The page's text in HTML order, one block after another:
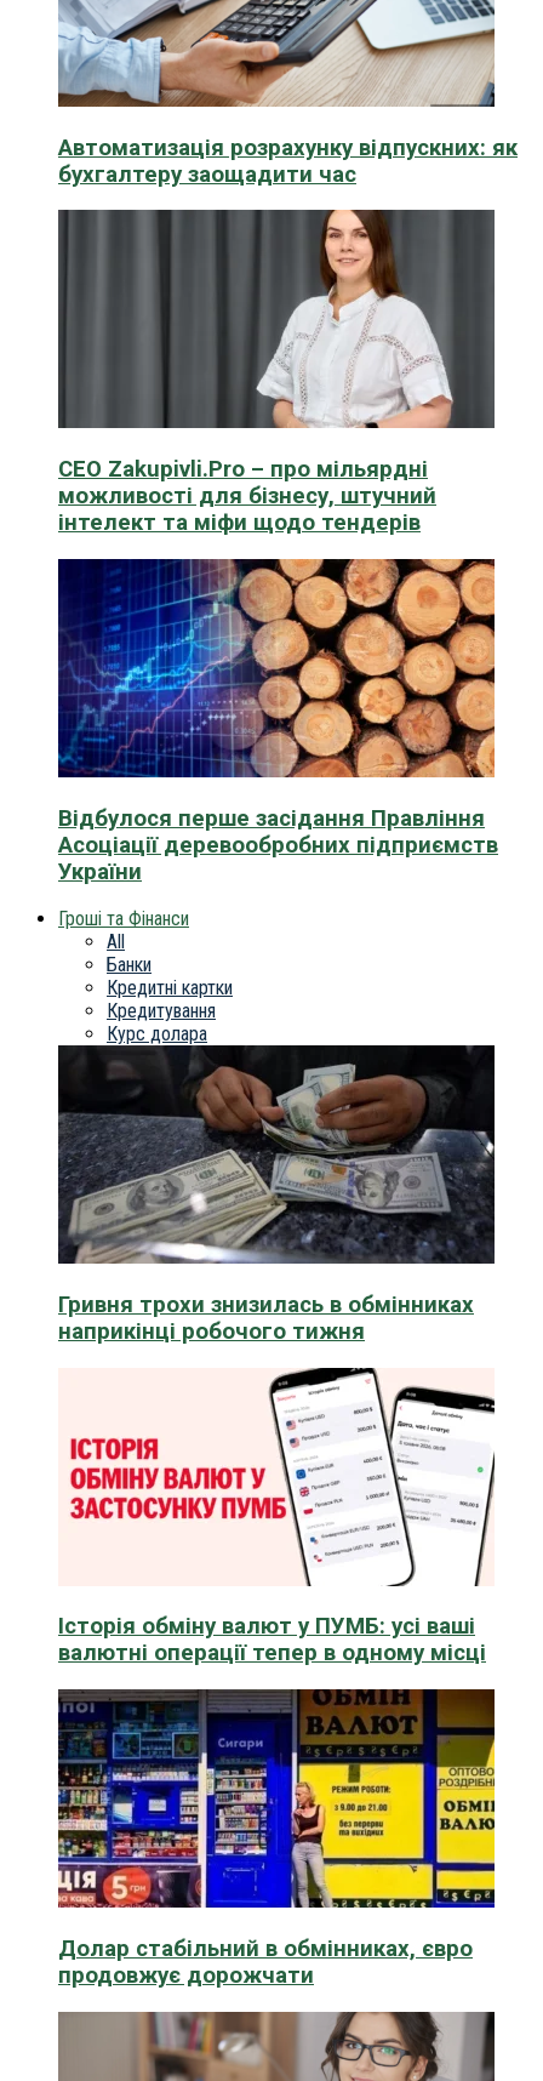
Автоматизація розрахунку відпускних: як
бухгалтеру заощадити час
CEO Zakupivli.Pro – про мільярдні
можливості для бізнесу, штучний
інтелект та міфи щодо тендерів
Відбулося перше засідання Правління
Асоціації деревообробних підприємств
України
Гроші та Фінанси
All
Банки
Кредитні картки
Кредитування
Курс долара
Гривня трохи знизилась в обмінниках
наприкінці робочого тижня
Історія обміну валют у ПУМБ: усі ваші
валютні операції тепер в одному місці
Долар стабільний в обмінниках, євро
продовжує дорожчати